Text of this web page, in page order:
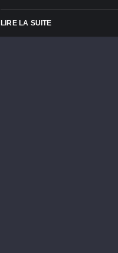
LIRE LA SUITE